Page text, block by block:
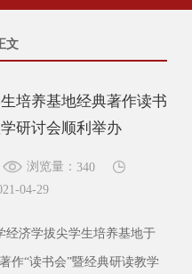
文
培养基地经典著作读书
研讨会顺利举办
浏览量： 340
04-29
经济学拔尖学生培养基地于
作“读书会”暨经典研读教学